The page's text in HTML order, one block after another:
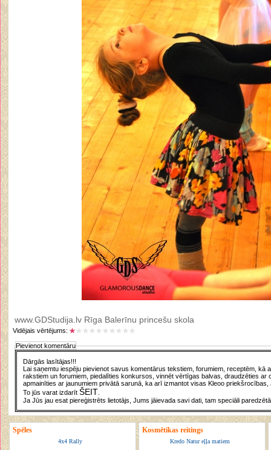
www.GDStudija.lv Rīga Balerīnu princešu skola
Vidējais vērtējums:
Pievienot komentāru
Dārgās lasītājas!!!
Lai saņemtu iespēju pievienot savus komentārus tekstiem, forumiem, receptēm, kā
rakstiem un forumiem, piedalīties konkursos, vinnēt vērtīgas balvas, draudzēties ar
apmainīties ar jaunumiem privātā sarunā, ka arī izmantot visas Kleoo priekšrocības,
To jūs varat izdarīt ŠEIT
Ja Jūs jau esat piereģistrēts lietotājs, Jums jāievada savi dati, tam speciāli
Spēles
4x4 Rally
Kosmētikas reitings
Kredo Natur eļļa matiem